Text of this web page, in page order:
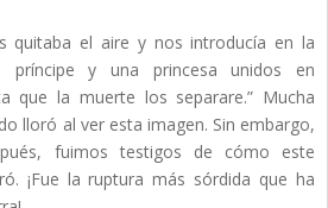
el aire y nos introducía en la
y una princesa unidos en
que la muerte los separare.” Mucha
lloró al ver esta imagen. Sin embargo,
fuimos testigos de cómo este
¡Fue la ruptura más sórdida que ha